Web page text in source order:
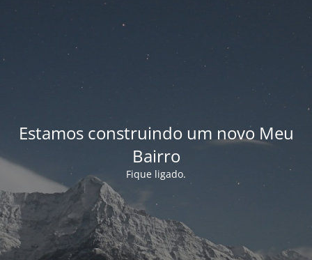
Estamos construindo um novo Meu
Bairro
Fique ligado.